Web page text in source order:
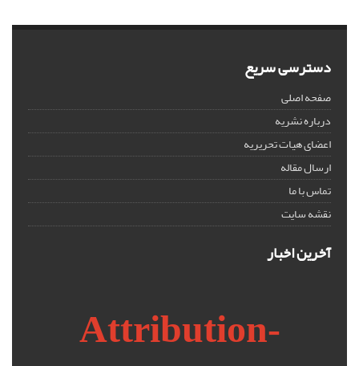
دسترسی سریع
صفحه اصلی
درباره نشریه
اعضای هیات تحریریه
ارسال مقاله
تماس با ما
نقشه سایت
آخرین اخبار
Attribution-